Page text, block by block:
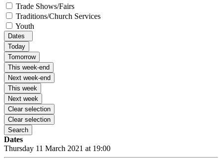
Trade Shows/Fairs
Traditions/Church Services
Youth
Dates
Today
Tomorrow
This week-end
Next week-end
This week
Next week
Clear selection
Clear selection
Search
Dates
Thursday 11 March 2021 at 19:00